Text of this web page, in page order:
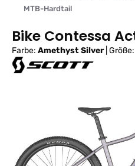
MTB-Hardtail
Bike Contessa
Farbe: Amethyst Silver Größe: